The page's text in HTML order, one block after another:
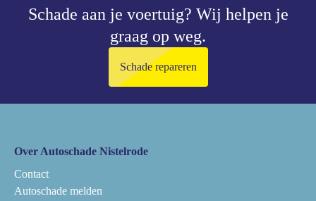
Schade aan je voertuig? Wij helpen je
graag op weg.
Schade repareren
Over Autoschade Nistelrode
Contact
Autoschade melden